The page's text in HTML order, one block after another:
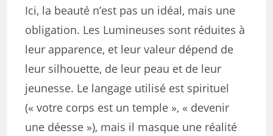
Ici, la beauté n’est pas un idéal, mais une
obligation. Les Lumineuses sont réduites à
leur apparence, et leur valeur dépend de
leur silhouette, de leur peau et de leur
jeunesse. Le langage utilisé est spirituel
(« votre corps est un temple », « devenir
une déesse »), mais il masque une réalité